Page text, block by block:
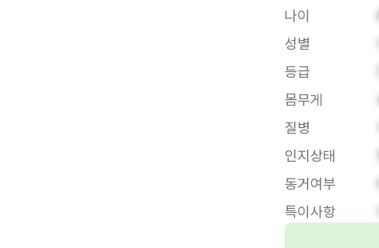
나이
성별
등급
몸무게
질병
인지상태
동거여부
특이사항